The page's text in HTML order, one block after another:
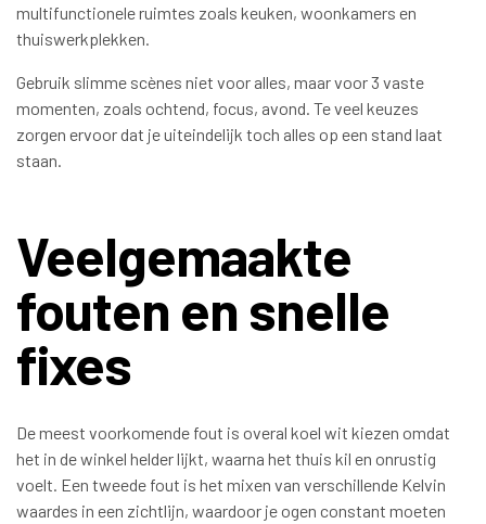
multifunctionele ruimtes zoals keuken, woonkamers en
thuiswerkplekken.
Gebruik slimme scènes niet voor alles, maar voor 3 vaste
momenten, zoals ochtend, focus, avond. Te veel keuzes
zorgen ervoor dat je uiteindelijk toch alles op een stand laat
staan.
Veelgemaakte
fouten en snelle
fixes
De meest voorkomende fout is overal koel wit kiezen omdat
het in de winkel helder lijkt, waarna het thuis kil en onrustig
voelt. Een tweede fout is het mixen van verschillende Kelvin
waardes in een zichtlijn, waardoor je ogen constant moeten